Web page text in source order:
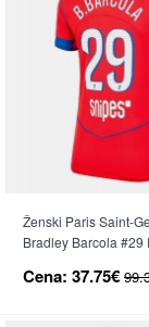
Ženski Paris Saint-
Bradley Barcola #29
Kratek Rokav
Cena: 37.75€